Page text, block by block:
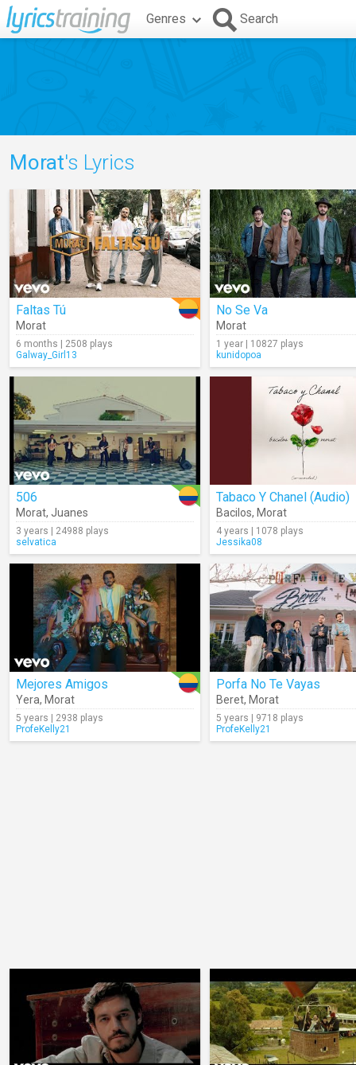
Genres Search
Morat's Lyrics
Faltas Tú
Morat
6 months | 2508 plays
Galway_Girl13
No Se Va
Morat
1 year | 10827 plays
kunidopoa
506
Morat, Juanes
3 years | 24988 plays
selvatica
Tabaco Y Chanel (Audio)
Bacilos, Morat
4 years | 1078 plays
Jessika08
Mejores Amigos
Yera, Morat
5 years | 2938 plays
ProfeKelly21
Porfa No Te Vayas
Beret, Morat
5 years | 9718 plays
ProfeKelly21